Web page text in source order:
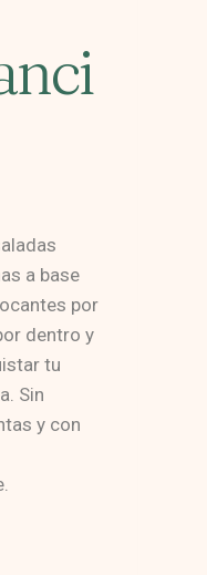
a base
por
dentro y
tu
Sin
y con